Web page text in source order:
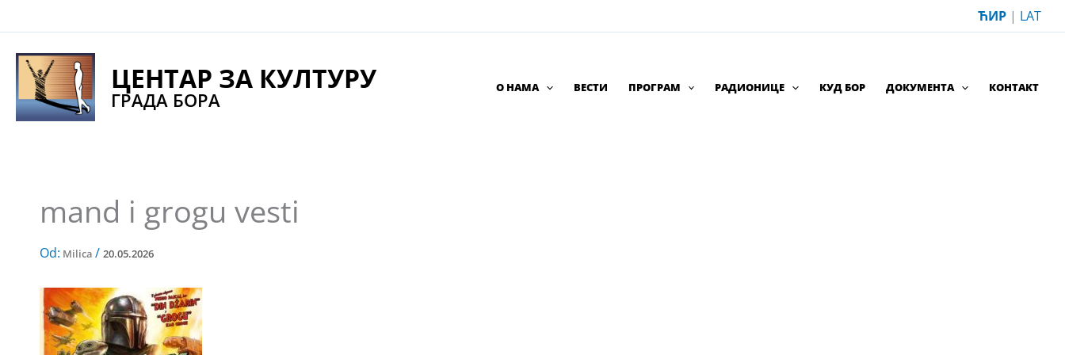
na
sadržaj
ЋИР | LAT
ЦЕНТАР ЗА КУЛТУРУ
ГРАДА БОРА
О НАМА ВЕСТИ ПРОГРАМ РАДИОНИЦЕ КУД БОР ДОКУМЕНТА КОНТАКТ
mand i grogu vesti
Od: Milica / 20.05.2026